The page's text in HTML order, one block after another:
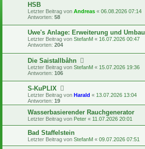
HSB
Letzter Beitrag von Andreas « 06.08.2026 07:14
Antworten: 58
Uwe's Anlage: Erweiterung und Umbau
Letzter Beitrag von StefanM « 16.07.2026 00:47
Antworten: 204
Die Saistallbåhn
Letzter Beitrag von StefanM « 15.07.2026 19:36
Antworten: 106
S-KuPLIX
Letzter Beitrag von Harald « 13.07.2026 13:04
Antworten: 19
Wasserbasierender Rauchgenerator
Letzter Beitrag von Peter « 11.07.2026 20:01
Bad Staffelstein
Letzter Beitrag von StefanM « 09.07.2026 07:51